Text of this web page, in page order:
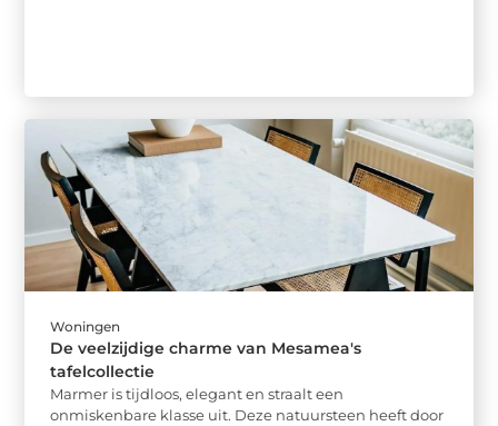
Woningen
De veelzijdige charme van Mesamea's
tafelcollectie
Marmer is tijdloos, elegant en straalt een
onmiskenbare klasse uit. Deze natuursteen heeft door